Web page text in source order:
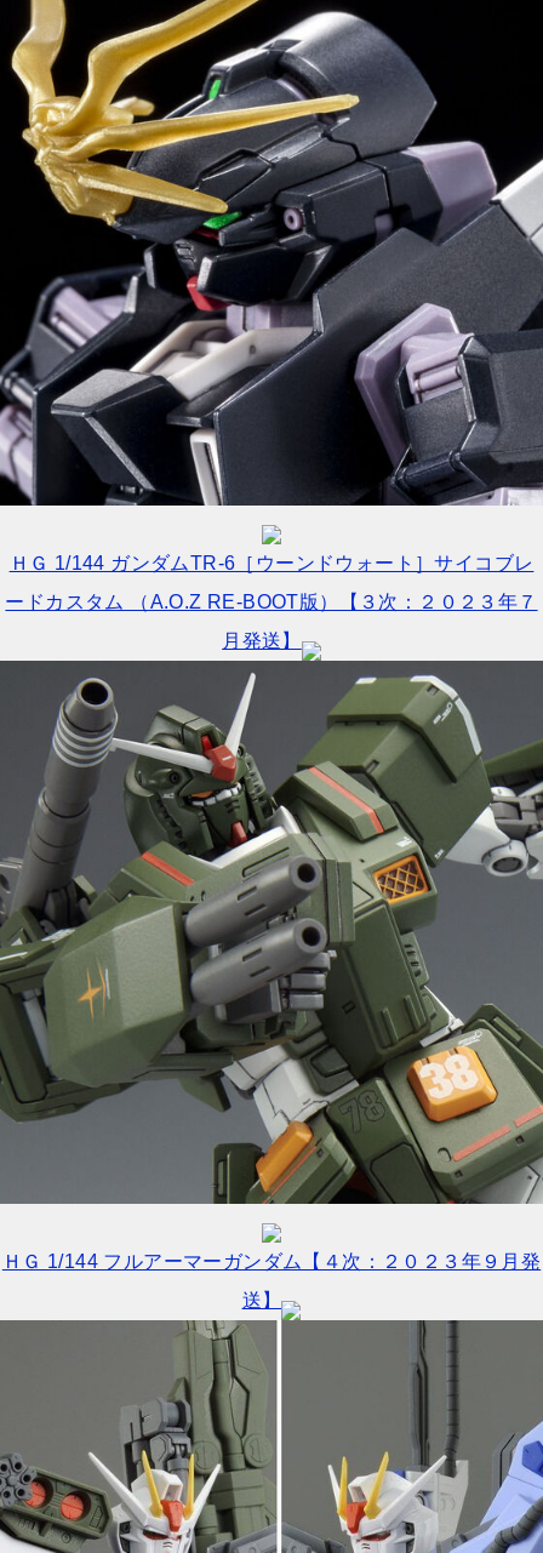
ＨＧ 1/144 ガンダムTR-6［ウーンドウォート］サイコブレ
ードカスタム （A.O.Z RE-BOOT版）【３次：２０２３年７
月発送】
ＨＧ 1/144 フルアーマーガンダム【４次：２０２３年９月発
送】